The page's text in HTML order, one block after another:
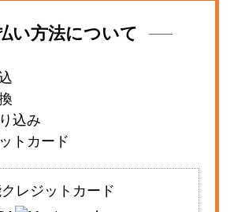
い方法について
込み
トカード
レジットカード